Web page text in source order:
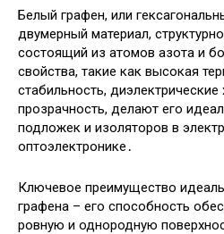
Белый графен, или
двумерный материал,
состоящий из атомов азота и
свойства, такие как высокая
стабильность, диэлектрические
прозрачность, делают его
подложек и изоляторов в
оптоэлектронике․
Ключевое преимущество
графена – его способность
ровную и однородную